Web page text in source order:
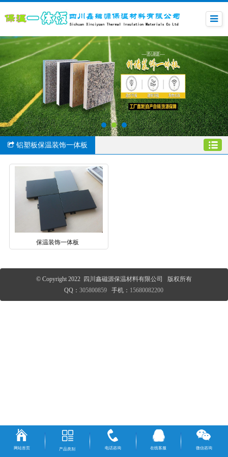
铝塑板保温装饰一体板
保温装饰一体板
© Copyright 2022 四川鑫磁源保温材料有限公司 版权所有
QQ：305800859 手机： 15680082200
网站首页 产品类别 电话咨询 在线客服 微信咨询